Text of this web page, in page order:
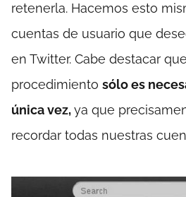
retenerla. Hacemos esto
cuentas de usuario que
en Twitter. Cabe destacar
procedimiento sólo es
única vez,ya que
recordar todas nuestras